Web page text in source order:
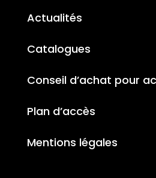
Actualités
Catalogues
Conseil d’achat pour
Plan d’accès
Mentions légales